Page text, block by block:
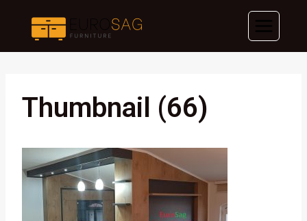
content
Thumbnail (66)